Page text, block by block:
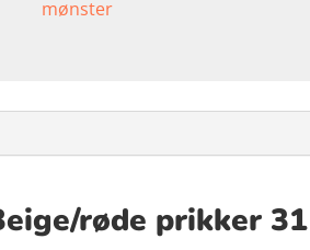
mønster
røde prikker